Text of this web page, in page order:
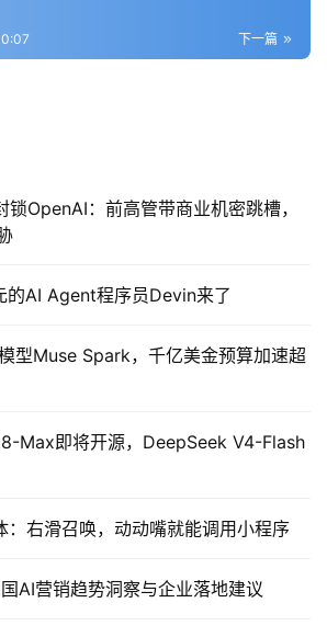
下一篇
OpenAI：前高管带商业机密跳槽，
的AI Agent程序员Devin来了
型Muse Spark，千亿美金预算加速超
Max即将开源，DeepSeek V4-Flash
：右滑召唤，动动嘴就能调用小程序
AI营销趋势洞察与企业落地建议